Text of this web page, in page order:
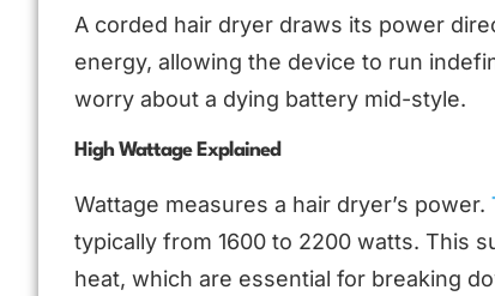
A corded hair dryer draws its power
energy, allowing the device to run
worry about a dying battery mid-style.
High Wattage Explained
Wattage measures a hair dryer’s power.
typically from 1600 to 2200 watts. This
heat, which are essential for breaking